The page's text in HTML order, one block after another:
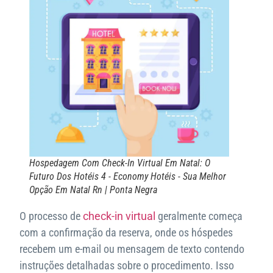
Hospedagem Com Check-In Virtual Em Natal: O
Futuro Dos Hotéis 4 - Economy Hotéis - Sua Melhor
Opção Em Natal Rn | Ponta Negra
O processo decheck-in virtual geralmente começa
com a confirmação da reserva, onde os hóspedes
recebem um e-mail ou mensagem de texto contendo
instruções detalhadas sobre o procedimento. Isso